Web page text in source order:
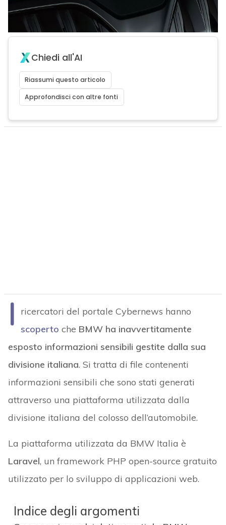
Chiedi all'AI
Riassumi questo articolo
Approfondisci con altre fonti
I
ricercatori del portale Cybernews hanno
scoperto che BMW ha inavvertitamente
esposto informazioni sensibili gestite dalla sua
divisione italiana. Si tratta di file contenenti
informazioni sensibili che sono stati generati
attraverso una piattaforma utilizzata dalla
divisione italiana del colosso dell’automobile.
La piattaforma utilizzata da BMW Italia è
Laravel, un framework PHP open-source gratuito
utilizzato per lo sviluppo di applicazioni web.
Indice degli argomenti